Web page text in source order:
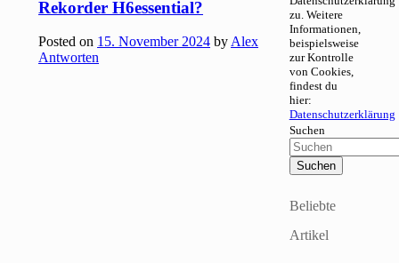
Rekorder H6essential?
Posted on 15. November 2024 byAlex
Antworten
zu. Weitere
Informationen,
beispielsweise
zur Kontrolle
von Cookies,
findest du
hier:
Datenschutzerklärung
Suchen
Beliebte
Artikel